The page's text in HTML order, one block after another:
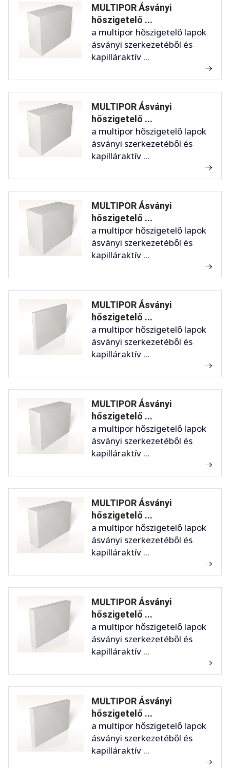
MULTIPOR Ásványi
hőszigetelő ...
a multipor hőszigetelő lapok
ásványi szerkezetéből és
kapilláraktív ...
MULTIPOR Ásványi
hőszigetelő ...
a multipor hőszigetelő lapok
ásványi szerkezetéből és
kapilláraktív ...
MULTIPOR Ásványi
hőszigetelő ...
a multipor hőszigetelő lapok
ásványi szerkezetéből és
kapilláraktív ...
MULTIPOR Ásványi
hőszigetelő ...
a multipor hőszigetelő lapok
ásványi szerkezetéből és
kapilláraktív ...
MULTIPOR Ásványi
hőszigetelő ...
a multipor hőszigetelő lapok
ásványi szerkezetéből és
kapilláraktív ...
MULTIPOR Ásványi
hőszigetelő ...
a multipor hőszigetelő lapok
ásványi szerkezetéből és
kapilláraktív ...
MULTIPOR Ásványi
hőszigetelő ...
a multipor hőszigetelő lapok
ásványi szerkezetéből és
kapilláraktív ...
MULTIPOR Ásványi
hőszigetelő ...
a multipor hőszigetelő lapok
ásványi szerkezetéből és
kapilláraktív ...